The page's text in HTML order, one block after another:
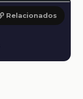
Relacionados